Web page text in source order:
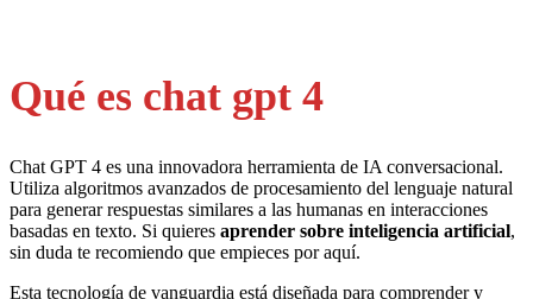
Qué es chat gpt 4
Chat GPT 4 es una innovadora herramienta de IA conversacional.
Utiliza algoritmos avanzados de procesamiento del lenguaje natural
para generar respuestas similares a las humanas en interacciones
basadas en texto. Si quieres aprender sobre inteligencia artificial,
sin duda te recomiendo que empieces por aquí.
Esta tecnología de vanguardia está diseñada para comprender y